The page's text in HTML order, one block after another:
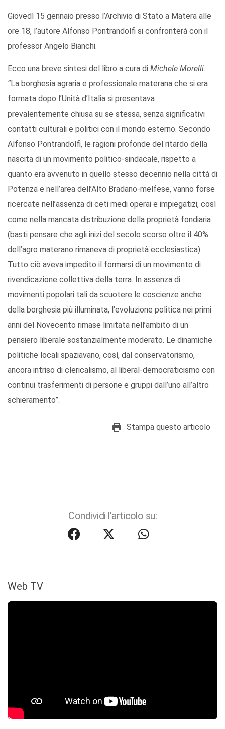
Giovedì 15 gennaio presso l’Archivio di Stato a Matera alle
ore 18, l’autore Alfonso Pontrandolfi si confronterà con il
professor Angelo Bianchi.
Ecco una breve sintesi del libro a cura di Michele Morelli:
“La borghesia agraria e professionale materana che si era
formata dopo l’Unità d’Italia si presentava
prevalentemente chiusa su se stessa, senza significativi
contatti culturali e politici con il mondo esterno. Secondo
Alfonso Pontrandolfi, le ragioni profonde del ritardo della
nascita di un movimento politico-sindacale, rispetto a
quanto era avvenuto in quello stesso decennio nella città di
Potenza e nell’area dell’Alto Bradano-melfese, vanno forse
ricercate nell’assenza di ceti medi operai e impiegatizi, così
come nella mancata distribuzione della proprietà fondiaria
(basti pensare che agli inizi del secolo scorso oltre il 40%
dell’agro materano rimaneva di proprietà ecclesiastica).
Tutto ciò aveva impedito il formarsi di un movimento di
rivendicazione collettiva della terra. In assenza di
movimenti popolari tali da scuotere le coscienze anche
della borghesia più illuminata, l’evoluzione politica nei primi
anni del Novecento rimase limitata nell’ambito di un
pensiero liberale sostanzialmente moderato. Le dinamiche
politiche locali spaziavano, così, dal conservatorismo,
ancora intriso di clericalismo, al liberal-democraticismo con
continui trasferimenti di persone e gruppi dall’uno all’altro
schieramento”.
Stampa questo articolo
Condividi l'articolo su:
Web TV